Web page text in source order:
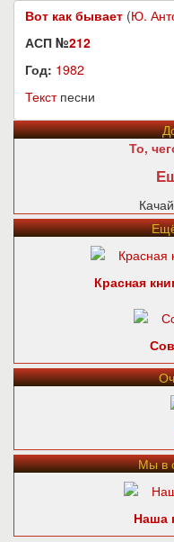
Вот как бывает (Ю.
АСП №212
Год: 1982
Текстпесни
То,
Красная
Мы в
Наша